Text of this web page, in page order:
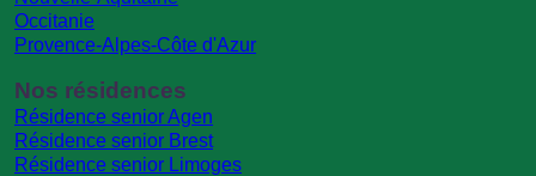
Occitanie
Provence-Alpes-Côte d'Azur
Nos résidences
Résidence senior Agen
Résidence senior Brest
Résidence senior Limoges